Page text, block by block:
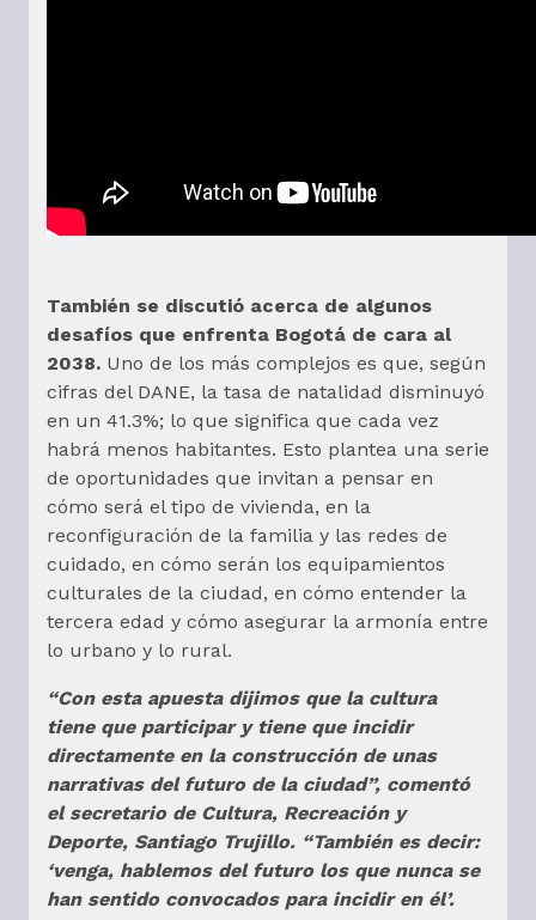
También se discutió acerca de algunos
desafíos que enfrenta Bogotá de cara al
2038. Uno de los más complejos es que, según
cifras del DANE, la tasa de natalidad disminuyó
en un 41.3%; lo que significa que cada vez
habrá menos habitantes. Esto plantea una serie
de oportunidades que invitan a pensar en
cómo será el tipo de vivienda, en la
reconfiguración de la familia y las redes de
cuidado, en cómo serán los equipamientos
culturales de la ciudad, en cómo entender la
tercera edad y cómo asegurar la armonía entre
lo urbano y lo rural.
“Con esta apuesta dijimos que la cultura
tiene que participar y tiene que incidir
directamente en la construcción de unas
narrativas del futuro de la ciudad”, comentó
el secretario de Cultura, Recreación y
Deporte, Santiago Trujillo. “También es decir:
‘venga, hablemos del futuro los que nunca se
han sentido convocados para incidir en él’.